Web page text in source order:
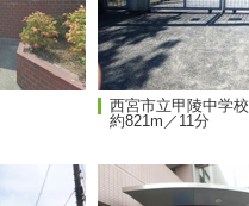
西宮市立甲陵中学校
約821m／11分